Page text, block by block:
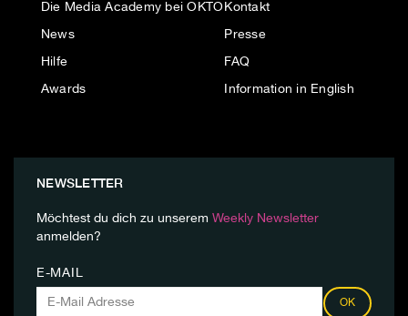
Die Media Academy bei OKTO
News
Hilfe
Awards
Kontakt
Presse
FAQ
Information in English
NEWSLETTER
Möchtest du dich zu unserem Weekly Newsletter
anmelden?
E-MAIL
OK